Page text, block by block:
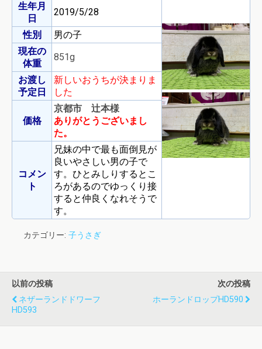
生年月
日
2019/5/28
性別
男の子
現在の
体重
851g
お渡し
予定日
新しいおうちが決まりま
した
価格
京都市 辻本様
ありがとうございまし
た。
コメン
ト
兄妹の中で最も面倒見が
良いやさしい男の子で
す。ひとみしりするとこ
ろがあるのでゆっくり接
すると仲良くなれそうで
す。
カテゴリー: 子うさぎ
以前の投稿
ネザーランドドワーフ
HD593
次の投稿
ホーランドロップHD590